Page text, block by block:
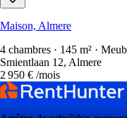
Maison, Almere
4 chambres · 145 m² ·
Smientlaan 12, Almere
2 950 € /mois